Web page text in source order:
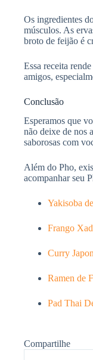
Os ingredientes
músculos. As
broto de feijão é
Essa receita
amigos,
Conclusão
Esperamos que
não deixe de nos
saborosas com
Além do Pho,
acompanhar seu
Yakisoba
Frango
Curry
Ramen de
Pad Thai
Compartilhe